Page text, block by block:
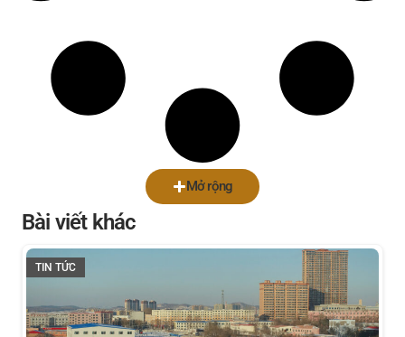
Mở rộng
Bài viết khác
TIN TỨC